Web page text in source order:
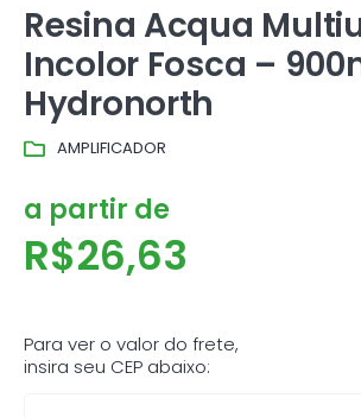
Resina Acqua
Incolor Fosca –
Hydronorth
AMPLIFICADOR
a partir de
R$26,63
Para ver o valor do frete,
insira seu CEP abaixo: